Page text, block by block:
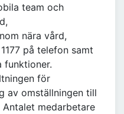
team och
nära vård,
på telefon samt
funktioner.
för
av omställningen till
Antalet medarbetare